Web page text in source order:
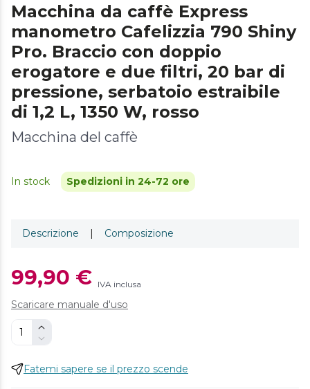
Macchina da caffè Express
manometro Cafelizzia 790 Shiny
Pro. Braccio con doppio
erogatore e due filtri, 20 bar di
pressione, serbatoio estraibile
di 1,2 L, 1350 W, rosso
Macchina del caffè
In stock Spedizioni in 24-72 ore
Descrizione | Composizione
99,90 € IVA inclusa
Scaricare manuale d'uso
Fatemi sapere se il prezzo scende